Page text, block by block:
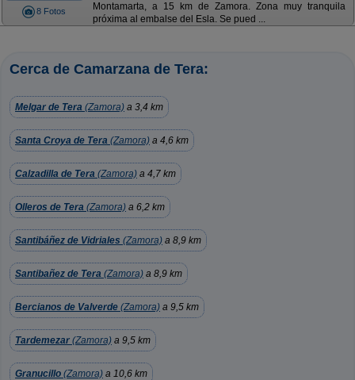
8 Fotos
Montamarta, a 15 km de Zamora. Zona muy tranquila
próxima al embalse del Esla. Se pued ...
Cerca de Camarzana de Tera:
Melgar de Tera (Zamora) a 3,4 km
Santa Croya de Tera (Zamora) a 4,6 km
Calzadilla de Tera (Zamora) a 4,7 km
Olleros de Tera (Zamora) a 6,2 km
Santibáñez de Vidriales (Zamora) a 8,9 km
Santibañez de Tera (Zamora) a 8,9 km
Bercianos de Valverde (Zamora) a 9,5 km
Tardemezar (Zamora) a 9,5 km
Granucillo (Zamora) a 10,6 km